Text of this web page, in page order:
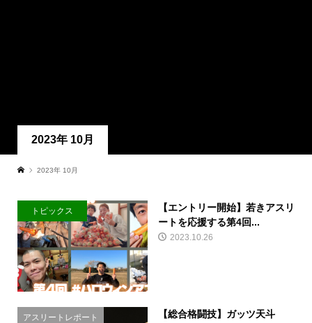
2023年 10月
2023年 10月
トピックス
【エントリー開始】若きアスリ
ートを応援する第4回...
2023.10.26
アスリートレポート
【総合格闘技】ガッツ天斗